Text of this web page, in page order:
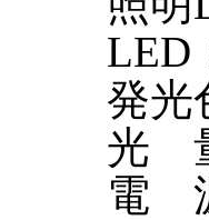
LED
発光
光
電